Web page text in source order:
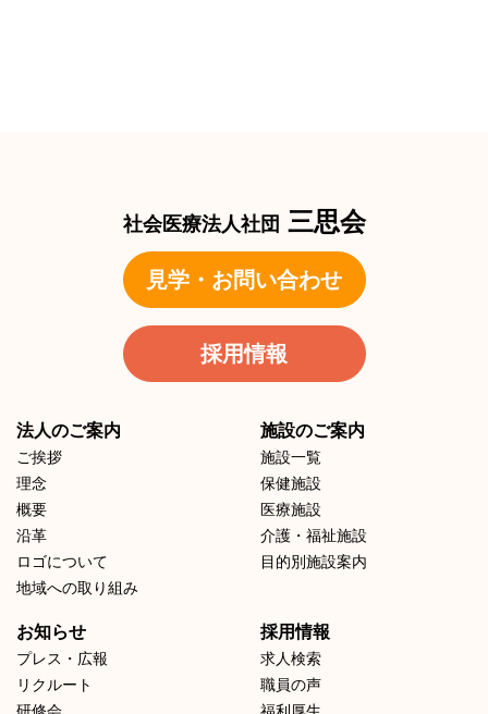
社会医療法人社団 三思会
見学・お問い合わせ
採用情報
法人のご案内
ご挨拶
理念
概要
沿革
ロゴについて
地域への取り組み
施設のご案内
施設一覧
保健施設
医療施設
介護・福祉施設
目的別施設案内
お知らせ
プレス・広報
リクルート
採用情報
求人検索
職員の声